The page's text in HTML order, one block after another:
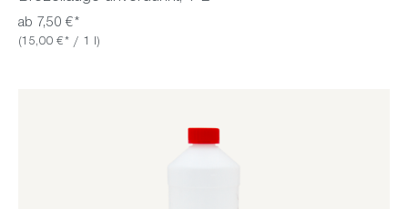
ab 7,50 €*
(15,00 €* / 1 l)